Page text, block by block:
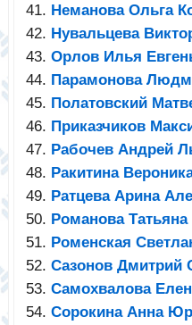
Неманова Ольга
Нувальцева
Орлов Илья
Парамонова
Полатовский
Приказчиков
Рабочев Андрей
Ракитина
Ратцева Арина
Романова
Роменская
Сазонов Дмитрий
Самохвалова
Сорокина Анна